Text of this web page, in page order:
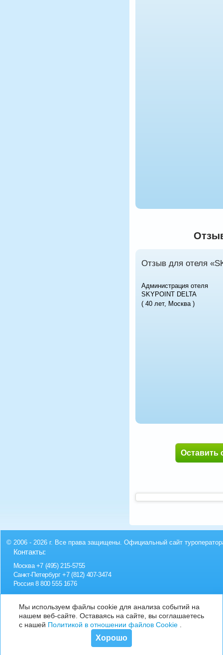
Отзыв для отеля
Администрация отеля
SKYPOINT DELTA
( 40 лет, Москва )
Оставить
© 2006 - 2026 г. Все права защищены. Официальный сайт
Контакты:
Москва+7 (495) 215-5755
Санкт-Петербург+7 (812) 407-3474
Россия 8 800 555 1676
Мы используем файлы cookie для анализа событий на
нашем веб-сайте. Оставаясь на сайте, вы соглашаетесь
с нашей Политикой в отношении файлов Cookie.
Хорошо